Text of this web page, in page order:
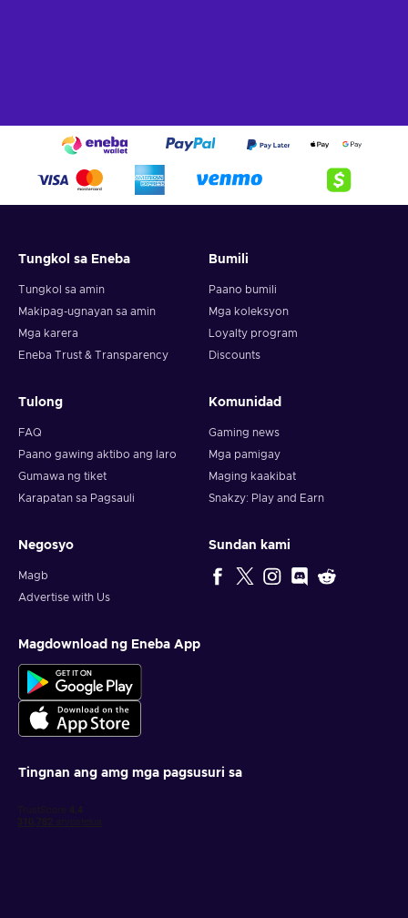
Tungkol sa Eneba
Tungkol sa amin
Makipag-ugnayan sa amin
Mga karera
Eneba Trust & Transparency
Bumili
Paano bumili
Mga koleksyon
Loyalty program
Discounts
Tulong
FAQ
Paano gawing aktibo ang laro
Gumawa ng tiket
Karapatan sa Pagsauli
Komunidad
Gaming news
Mga pamigay
Maging kaakibat
Snakzy: Play and Earn
Negosyo
Magb
Advertise with Us
Sundan kami
Magdownload ng Eneba App
Tingnan ang amg mga pagsusuri sa